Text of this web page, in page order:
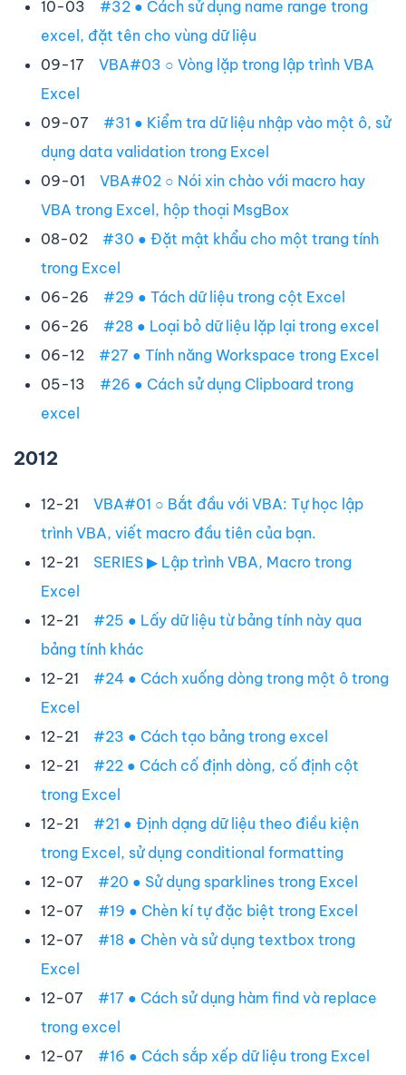
10-03 #32 ● Cách sử dụng name range trong
excel, đặt tên cho vùng dữ liệu
09-17 VBA#03 ○ Vòng lặp trong lập trình VBA
Excel
09-07 #31 ● Kiểm tra dữ liệu nhập vào một ô, sử
dụng data validation trong Excel
09-01 VBA#02 ○ Nói xin chào với macro hay
VBA trong Excel, hộp thoại MsgBox
08-02 #30 ● Đặt mật khẩu cho một trang tính
trong Excel
06-26 #29 ● Tách dữ liệu trong cột Excel
06-26 #28 ● Loại bỏ dữ liệu lặp lại trong excel
06-12 #27 ● Tính năng Workspace trong Excel
05-13 #26 ● Cách sử dụng Clipboard trong
excel
2012
12-21 VBA#01 ○ Bắt đầu với VBA: Tự học lập
trình VBA, viết macro đầu tiên của bạn.
12-21 SERIES ▶ Lập trình VBA, Macro trong
Excel
12-21 #25 ● Lấy dữ liệu từ bảng tính này qua
bảng tính khác
12-21 #24 ● Cách xuống dòng trong một ô trong
Excel
12-21 #23 ● Cách tạo bảng trong excel
12-21 #22 ● Cách cố định dòng, cố định cột
trong Excel
12-21 #21 ● Định dạng dữ liệu theo điều kiện
trong Excel, sử dụng conditional formatting
12-07 #20 ● Sử dụng sparklines trong Excel
12-07 #19 ● Chèn kí tự đặc biệt trong Excel
12-07 #18 ● Chèn và sử dụng textbox trong
Excel
12-07 #17 ● Cách sử dụng hàm find và replace
trong excel
12-07 #16 ● Cách sắp xếp dữ liệu trong Excel